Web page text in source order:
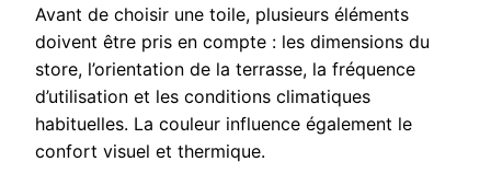
Avant de choisir une toile, plusieurs éléments
doivent être pris en compte : les dimensions du
store, l’orientation de la terrasse, la fréquence
d’utilisation et les conditions climatiques
habituelles. La couleur influence également le
confort visuel et thermique.